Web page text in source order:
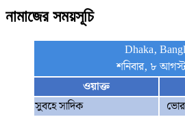
নামাজের সময়সূচি
Dhaka,
শনিবার, ৮
ওয়াক্ত
সুবহে সাদিক